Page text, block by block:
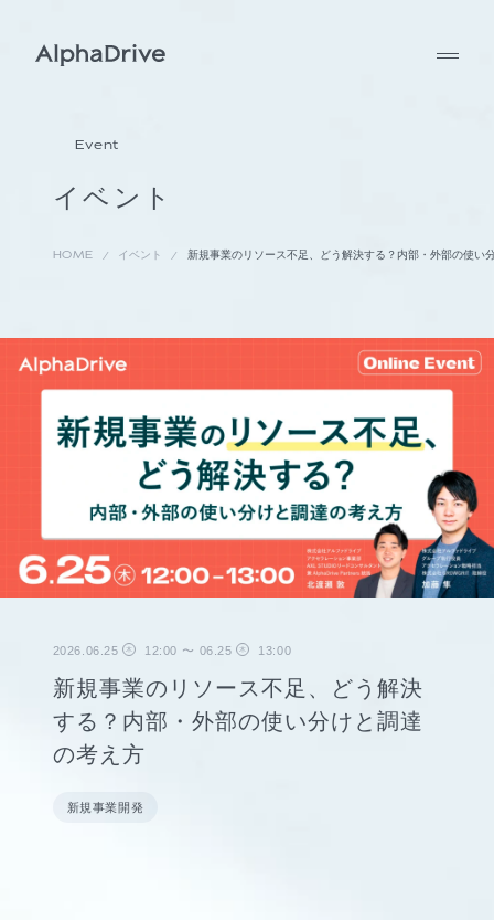
イベント
Event
HOME イベント 新規事業のリソース不足、どう解決する？内部・外部の使い
2026.06.25 木 12:00 〜 06.25 木 13:00
新規事業のリソース不足、どう解決
する？内部・外部の使い分けと調達
の考え方
新規事業開発